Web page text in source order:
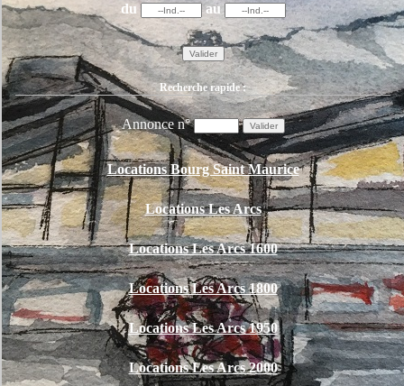
du au
Recherche rapide :
Annonce n°
Locations Bourg Saint Maurice
Locations Les Arcs
Locations Les Arcs 1600
Locations Les Arcs 1800
Locations Les Arcs 1950
Locations Les Arcs 2000